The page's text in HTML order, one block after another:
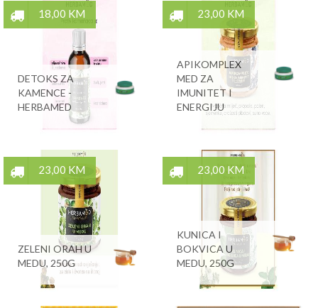
18,00 KM
DETOKS ZA
KAMENCE -
HERBAMED
23,00 KM
APIKOMPLEX
MED ZA
IMUNITET I
ENERGIJU
23,00 KM
ZELENI ORAH U
MEDU, 250G
23,00 KM
KUNICA I
BOKVICA U
MEDU, 250G